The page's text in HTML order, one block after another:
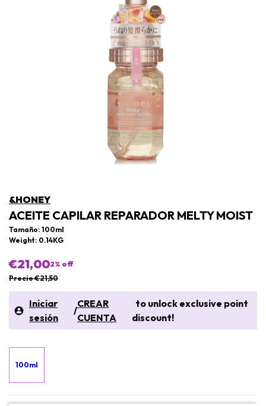
&HONEY
ACEITE CAPILAR REPARADOR MELTY MOIST
Tamaño: 100ml
Weight: 0.14KG
€21,002% off
Precio €21,50
Iniciar
sesión
/
CREAR
CUENTA
to unlock exclusive point
discount!
100ml